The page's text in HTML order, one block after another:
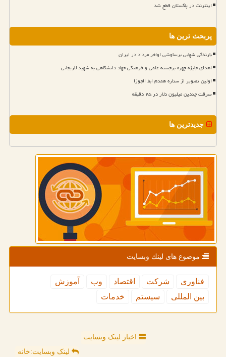
اینترنت در پاکستان قطع شد
پربحث ترین ها
بارندگی شهابی برساوشی اواخر مرداد در ایران
اهدای جایزه چهره برجسته علمی و فرهنگی جهاد دانشگاهی به شهید لاریجانی
اولین تصویر از ستاره همدم ابط الجوزا
سرقت چندین میلیون دلار در ۲۵ دقیقه
جدیدترین ها
موضوع های لینك وبسایت
فناوری شركت اقتصاد وب
آموزش
بین المللی
سیستم خدمات
اخبار لینک وبسایت
لینک وبسایت:خانه